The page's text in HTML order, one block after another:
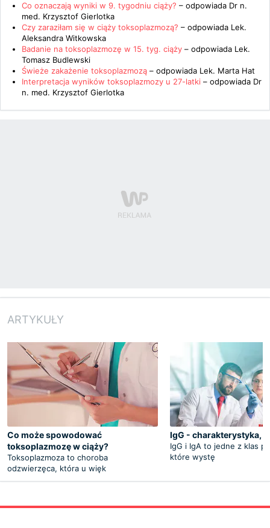
Co oznaczają wyniki w 9. tygodniu ciąży? – odpowiada Dr n.
med. Krzysztof Gierlotka
Czy zaraziłam się w ciąży toksoplazmozą? – odpowiada Lek.
Aleksandra Witkowska
Badanie na toksoplazmozę w 15. tyg. ciąży – odpowiada Lek.
Tomasz Budlewski
Świeże zakażenie toksoplazmozą – odpowiada Lek. Marta Hat
Interpretacja wyników toksoplazmozy u 27-latki – odpowiada Dr
n. med. Krzysztof Gierlotka
ARTYKUŁY
Co może spowodować
toksoplazmozę w ciąży?
Toksoplazmoza to choroba
odzwierzęca, która u więk
IgG - charakterystyka,
IgG i IgA to jedne z klas
które wystę